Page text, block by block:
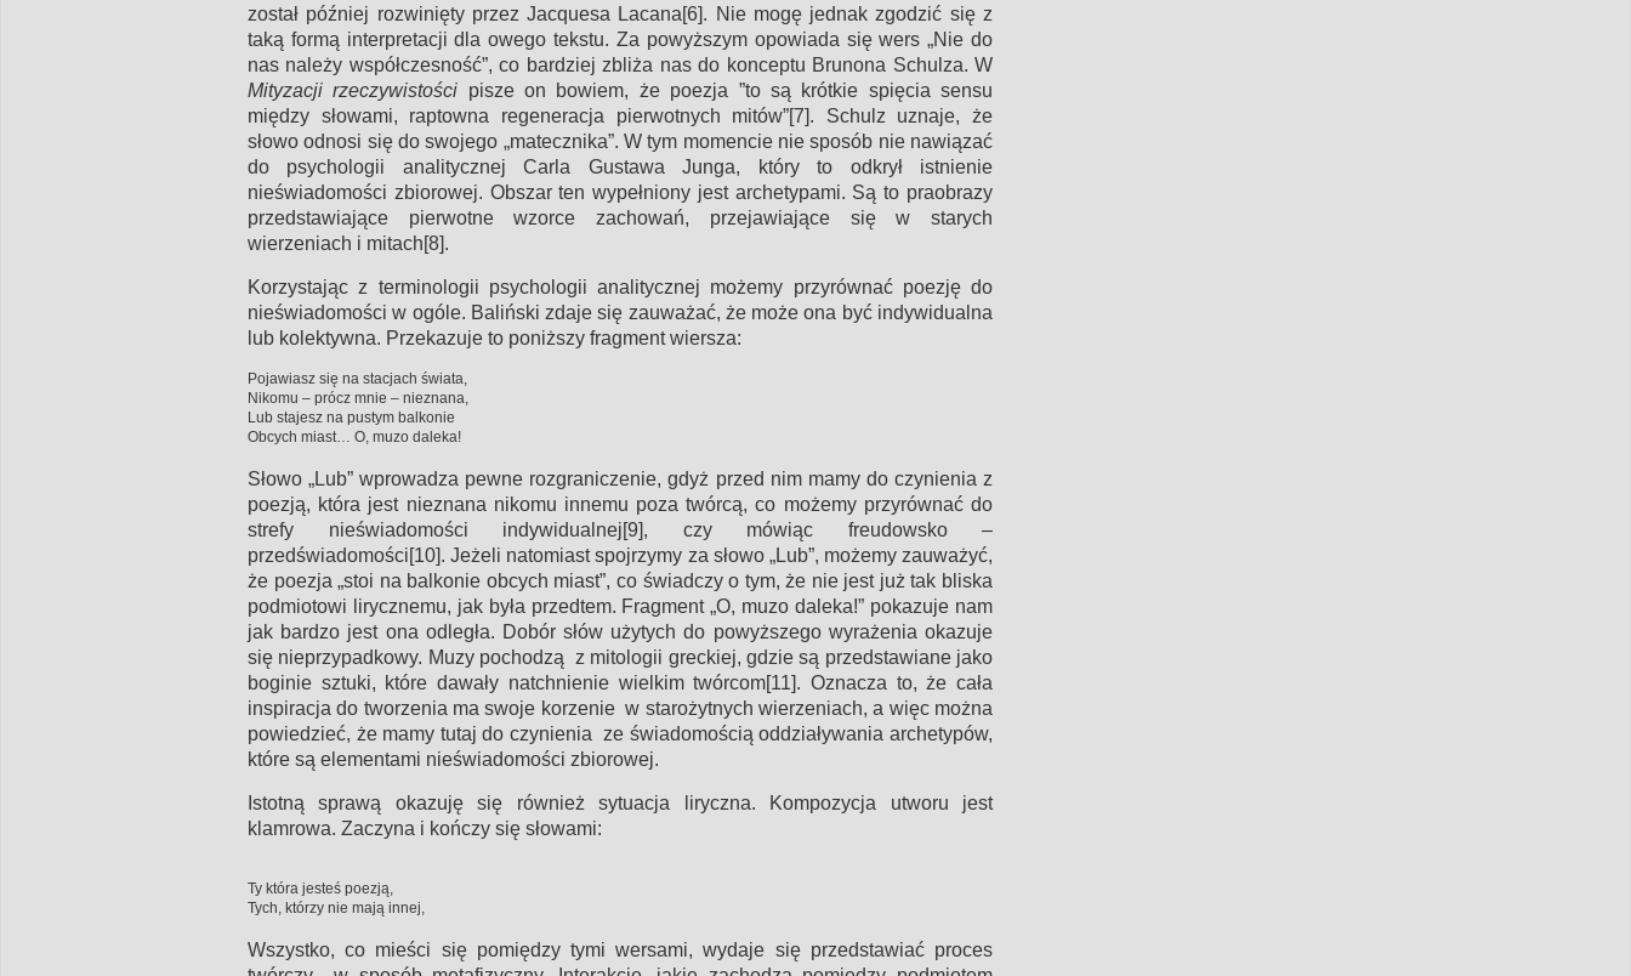
został później rozwinięty przez Jacquesa Lacana[6]. Nie mogę jednak zgodzić się z
taką formą interpretacji dla owego tekstu. Za powyższym opowiada się wers „Nie do
nas należy współczesność”, co bardziej zbliża nas do konceptu Brunona Schulza. W
Mityzacji rzeczywistości pisze on bowiem, że poezja ”to są krótkie spięcia sensu
między słowami, raptowna regeneracja pierwotnych mitów”[7]. Schulz uznaje, że
słowo odnosi się do swojego „matecznika”. W tym momencie nie sposób nie nawiązać
do psychologii analitycznej Carla Gustawa Junga, który to odkrył istnienie
nieświadomości zbiorowej. Obszar ten wypełniony jest archetypami. Są to praobrazy
przedstawiające pierwotne wzorce zachowań, przejawiające się w starych
wierzeniach i mitach[8].
Korzystając z terminologii psychologii analitycznej możemy przyrównać poezję do
nieświadomości w ogóle. Baliński zdaje się zauważać, że może ona być indywidualna
lub kolektywna. Przekazuje to poniższy fragment wiersza:
Pojawiasz się na stacjach świata,
Nikomu – prócz mnie – nieznana,
Lub stajesz na pustym balkonie
Obcych miast… O, muzo daleka!
Słowo „Lub” wprowadza pewne rozgraniczenie, gdyż przed nim mamy do czynienia z
poezją, która jest nieznana nikomu innemu poza twórcą, co możemy przyrównać do
strefy nieświadomości indywidualnej[9], czy mówiąc freudowsko –
przedświadomości[10]. Jeżeli natomiast spojrzymy za słowo „Lub”, możemy zauważyć,
że poezja „stoi na balkonie obcych miast”, co świadczy o tym, że nie jest już tak bliska
podmiotowi lirycznemu, jak była przedtem. Fragment „O, muzo daleka!” pokazuje nam
jak bardzo jest ona odległa. Dobór słów użytych do powyższego wyrażenia okazuje
się nieprzypadkowy. Muzy pochodzą z mitologii greckiej, gdzie są przedstawiane jako
boginie sztuki, które dawały natchnienie wielkim twórcom[11]. Oznacza to, że cała
inspiracja do tworzenia ma swoje korzenie w starożytnych wierzeniach, a więc można
powiedzieć, że mamy tutaj do czynienia ze świadomością oddziaływania archetypów,
które są elementami nieświadomości zbiorowej.
Istotną sprawą okazuję się również sytuacja liryczna. Kompozycja utworu jest
klamrowa. Zaczyna i kończy się słowami:
Ty która jesteś poezją,
Tych, którzy nie mają innej,
Wszystko, co mieści się pomiędzy tymi wersami, wydaje się przedstawiać proces